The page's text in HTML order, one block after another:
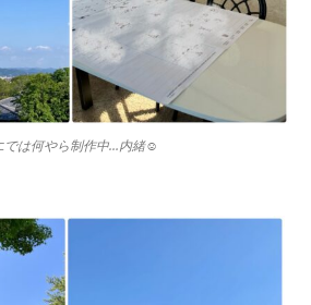
では何やら制作中…内緒☺︎